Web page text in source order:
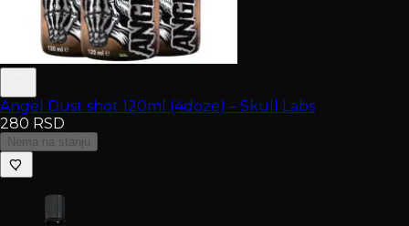
Angel Dust shot 120ml (4doze) – Skull Labs
280 RSD
Nema na stanju